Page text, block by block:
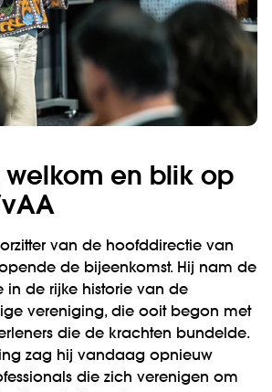
welkom en blik op
van de hoofddirectie van
opende de bijeenkomst. Hij nam de
in de rijke historie van de
vereniging, die ooit begon met
die de krachten bundelde.
zag hij vandaag opnieuw
die zich verenigen om